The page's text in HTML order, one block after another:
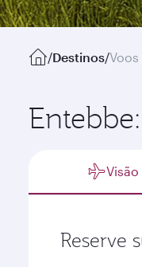
/Destinos/
Visão
Reserve